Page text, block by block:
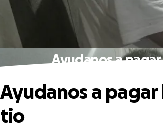
Ayudanos a
Ayudanos a
tio